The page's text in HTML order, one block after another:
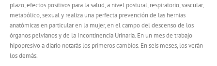
plazo, efectos positivos para la salud, a nivel postural, respiratorio, vascular,
metabólico, sexual y realiza una perfecta prevención de las hernias
anatómicas en particular en la mujer, en el campo del descenso de los
órganos pelvianos y de la Incontinencia Urinaria. En un mes de trabajo
hipopresivo a diario notarás los primeros cambios. En seis meses, los verán
los demás.